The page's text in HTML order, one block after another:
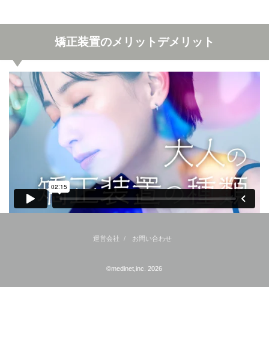
矯正装置のメリットデメリット
運営会社 お問い合わせ
©medinet,inc. 2026